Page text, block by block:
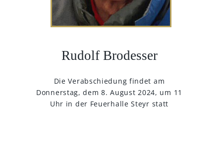
Rudolf Brodesser
Die Verabschiedung findet am
Donnerstag, dem 8. August 2024, um 11
Uhr in der Feuerhalle Steyr statt